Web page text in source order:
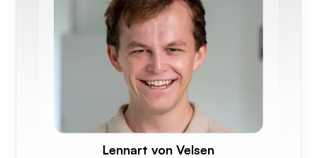
Lennart von Velsen